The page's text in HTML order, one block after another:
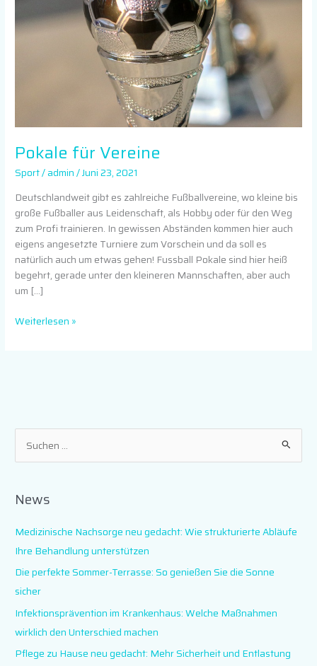
Pokale für Vereine
Sport/admin/Juni 23, 2021
Deutschlandweit gibt es zahlreiche Fußballvereine, wo kleine bis
große Fußballer aus Leidenschaft, als Hobby oder für den Weg
zum Profi trainieren. In gewissen Abständen kommen hier auch
eigens angesetzte Turniere zum Vorschein und da soll es
natürlich auch um etwas gehen! Fussball Pokale sind hier heiß
begehrt, gerade unter den kleineren Mannschaften, aber auch
um […]
Weiterlesen »
u
h
a
c
h
:
News
Medizinische Nachsorge neu gedacht: Wie strukturierte Abläufe
Ihre Behandlung unterstützen
Die perfekte Sommer-Terrasse: So genießen Sie die Sonne
sicher
Infektionsprävention im Krankenhaus: Welche Maßnahmen
wirklich den Unterschied machen
Pflege zu Hause neu gedacht: Mehr Sicherheit und Entlastung